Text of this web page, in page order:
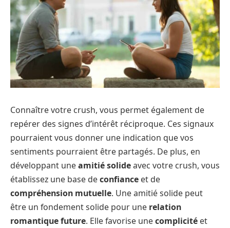
Connaître votre crush, vous permet également de
repérer des signes d’intérêt réciproque. Ces signaux
pourraient vous donner une indication que vos
sentiments pourraient être partagés. De plus, en
développant uneamitié solideavec votre crush, vous
établissez une base deconfiance et de
compréhension mutuelle. Une amitié solide peut
être un fondement solide pour une relation
romantique future. Elle favorise unecomplicité et